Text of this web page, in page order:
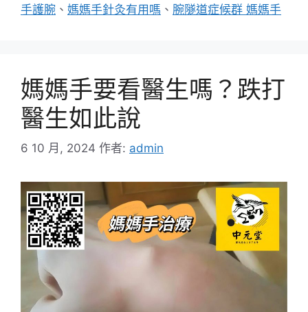
手護腕 、 媽媽手針灸有用嗎 、 腕隧道症候群 媽媽手
媽媽手要看醫生嗎？跌打
醫生如此說
6 10 月, 2024 作者: admin